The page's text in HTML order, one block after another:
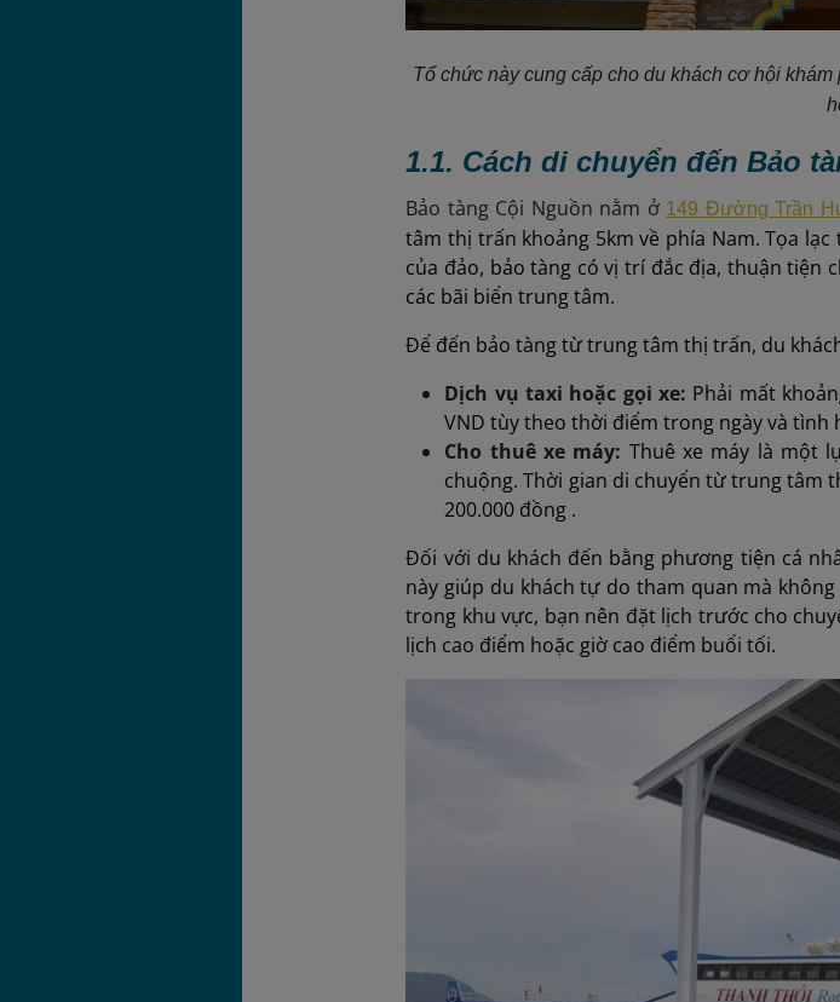
Tổ chức này cung cấp cho du khách cơ hội
1.1. Cách di chuyển đến Bảo
Bảo tàng Cội Nguồn nằm ở 149 Đường Trần
tâm thị trấn khoảng 5km về phía Nam. Tọa
của đảo, bảo tàng có vị trí đắc địa, thuận tiện
các bãi biển trung tâm.
Để đến bảo tàng từ trung tâm thị trấn, du
Dịch vụ taxi hoặc gọi xe: Phải mất
VND tùy theo thời điểm trong ngày và tình
Cho thuê xe máy: Thuê xe máy là một
chuộng. Thời gian di chuyển từ trung tâm
200.000 đồng .
Đối với du khách đến bằng phương tiện cá
này giúp du khách tự do tham quan mà
trong khu vực, bạn nên đặt lịch trước cho
lịch cao điểm hoặc giờ cao điểm buổi tối.